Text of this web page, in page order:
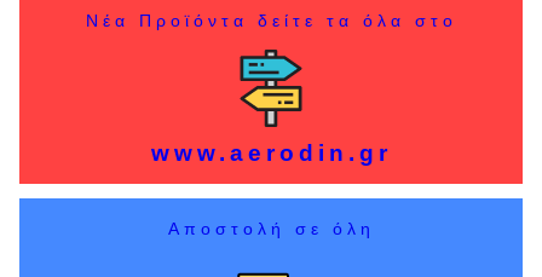
Νέα Προϊόντα δείτε τα όλα στο
www.aerodin.gr
Αποστολή σε όλη